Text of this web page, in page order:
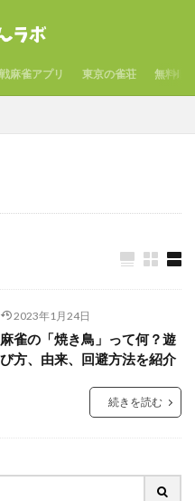
麻雀アプリ 東京の雀荘 無料麻
2023年1月24日
麻雀の「焼き鳥」って何？遊
び方、由来、回避方法を紹介
続きを読む